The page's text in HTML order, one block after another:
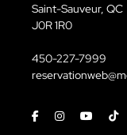
Saint-Sauveur, QC
J0R 1R0
450-227-7999
FacebookInstagramYoutube